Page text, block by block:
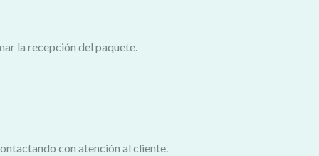
la recepción del paquete.
con atención al cliente.